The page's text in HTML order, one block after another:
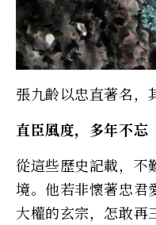
張九齡以忠直著名，
直臣風度，多年不忘
從這些歷史記載，不
境。他若非懷著忠君
大權的玄宗，怎敢再